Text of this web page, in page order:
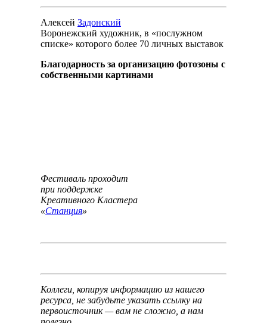
Алексей Задонский
Воронежский художник, в «послужном
списке» которого более 70 личных выставок
Благодарность за организацию фотозоны с
собственными картинами
Фестиваль проходит
при поддержке
Креативного Кластера
«Станция»
Коллеги, копируя информацию из нашего
ресурса, не забудьте указать ссылку на
первоисточник — вам не сложно, а нам